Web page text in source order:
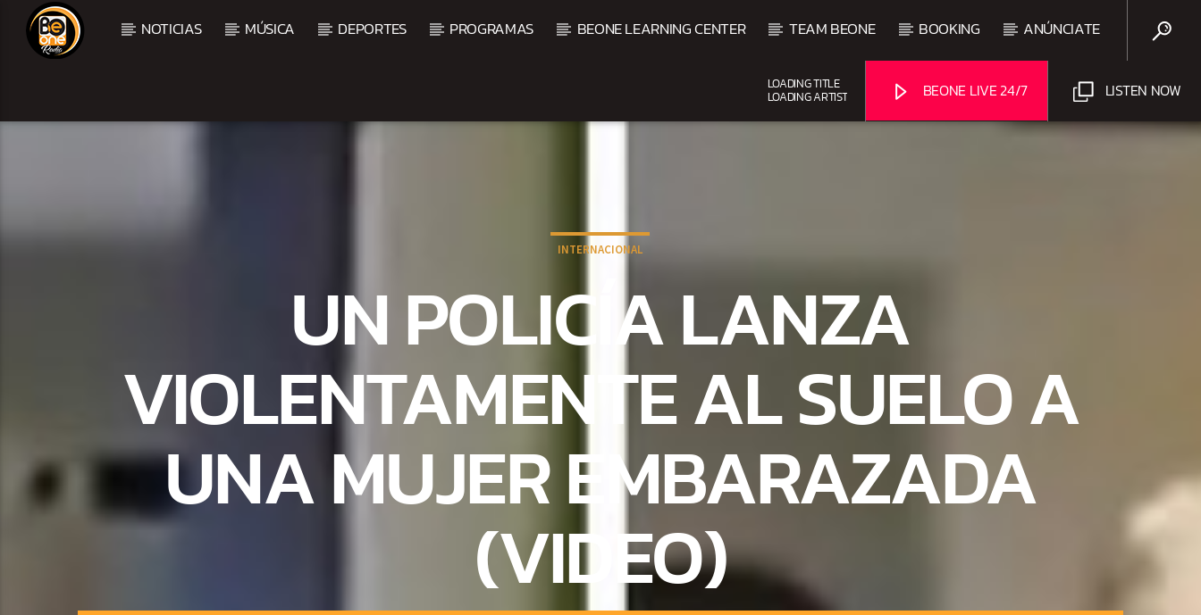
NOTICIAS MÚSICA DEPORTES PROGRAMAS BEONE LEARNING CENTER TEAM BEONE BOOKING ANÚNCIATE
LISTEN NOW
BEONE LIVE 24/7
LOADING TITLE
LOADING ARTIST
INTERNACIONAL
UN POLICÍA LANZA
VIOLENTAMENTE AL SUELO A
UNA MUJER EMBARAZADA
(VIDEO)